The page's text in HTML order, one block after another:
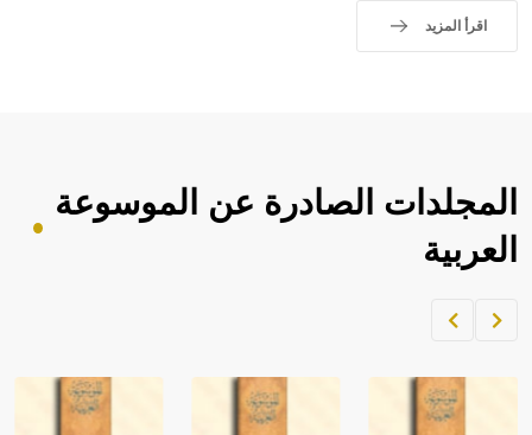
اقرأ المزيد
المجلدات الصادرة عن الموسوعة
العربية